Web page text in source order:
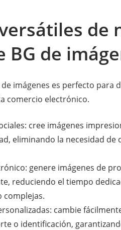
de
de
imágenes es perfecto para
comercio electrónico.
cree imágenes
eliminando la necesidad de
genere imágenes de
reduciendo el tiempo
complejas.
cambie
o identificación,